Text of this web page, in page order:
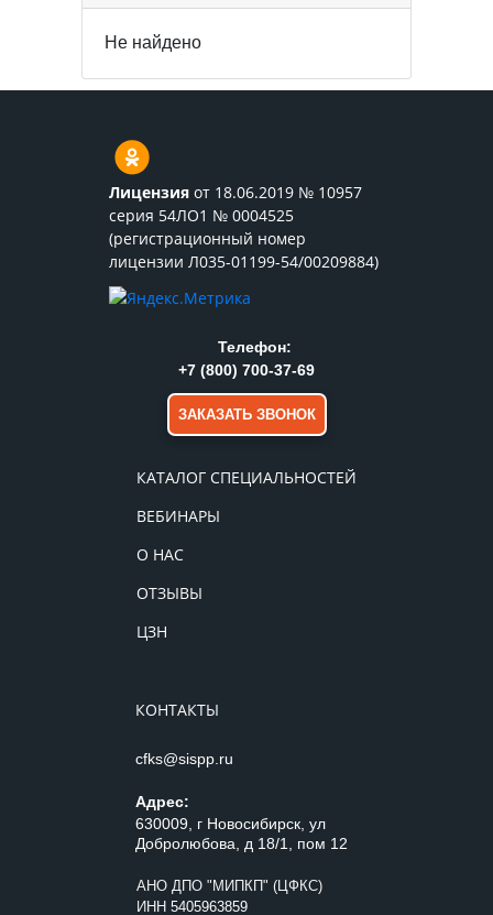
Не найдено
Лицензия от 18.06.2019 № 10957
серия 54ЛО1 № 0004525
(регистрационный номер
лицензии Л035-01199-54/00209884)
КАТАЛОГ СПЕЦИАЛЬНОСТЕЙ
ВЕБИНАРЫ
О НАС
ОТЗЫВЫ
ЦЗН
КОНТАКТЫ
cfks@sispp.ru
Адрес:
630009, г Новосибирск, ул
Добролюбова, д 18/1, пом 12
АНО ДПО "МИПКП" (ЦФКС)
ИНН 5405963859
Телефон:
+7 (800) 700-37-69
ЗАКАЗАТЬ ЗВОНОК